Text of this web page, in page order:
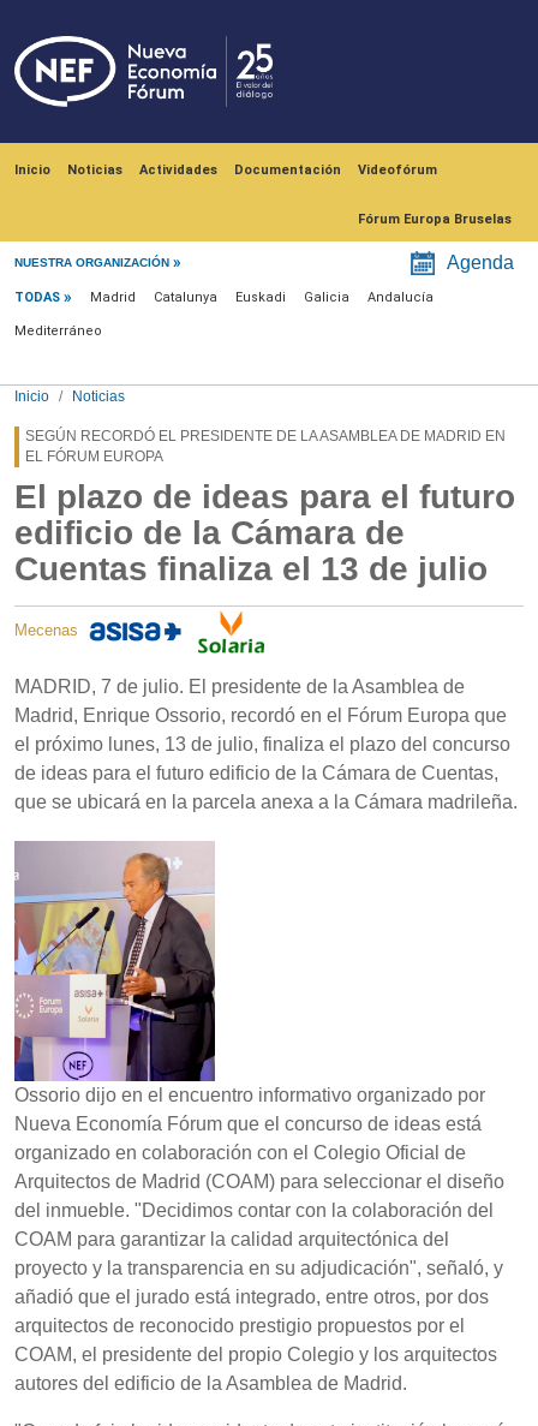
Inicio Noticias Actividades Documentación Videofórum
Fórum Europa Bruselas
NUESTRA ORGANIZACIÓN Agenda
Menú noticias
TODAS Madrid Catalunya Euskadi Galicia Andalucía
Mediterráneo
Inicio Noticias
SEGÚN RECORDÓ EL PRESIDENTE DE LA ASAMBLEA DE MADRID EN
EL FÓRUM EUROPA
El plazo de ideas para el futuro
edificio de la Cámara de
Cuentas finaliza el 13 de julio
Mecenas
MADRID, 7 de julio. El presidente de la Asamblea de
Madrid, Enrique Ossorio, recordó en el Fórum Europa que
el próximo lunes, 13 de julio, finaliza el plazo del concurso
de ideas para el futuro edificio de la Cámara de Cuentas,
que se ubicará en la parcela anexa a la Cámara madrileña.
Ossorio dijo en el encuentro informativo organizado por
Nueva Economía Fórum que el concurso de ideas está
organizado en colaboración con el Colegio Oficial de
Arquitectos de Madrid (COAM) para seleccionar el diseño
del inmueble. "Decidimos contar con la colaboración del
COAM para garantizar la calidad arquitectónica del
proyecto y la transparencia en su adjudicación", señaló, y
añadió que el jurado está integrado, entre otros, por dos
arquitectos de reconocido prestigio propuestos por el
COAM, el presidente del propio Colegio y los arquitectos
autores del edificio de la Asamblea de Madrid.